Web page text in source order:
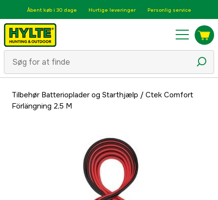
Åbent køb i 30 dage Hurtige leveringer Personlig service
Tilbehør Batterioplader og Starthjælp / Ctek Comfort
Förlängning 2,5 M